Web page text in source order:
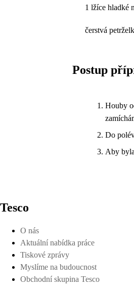
1 lžíce hladké
čerstvá
Postup
Houby
Do
Aby
Tesco
O nás
Aktuální nabídka práce
Tiskové zprávy
Myslíme na budoucnost
Obchodní skupina Tesco